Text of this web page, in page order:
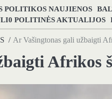
POLITIKOS NAUJIENOS
POLITINĖS AKTUALIJOS
Ar Vašingtonas gali užbaigti
Afrikos